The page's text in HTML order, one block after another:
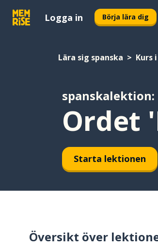
Logga in Börja lära dig
Lära sig spanska Kurs
spanskalektion:
Ordet
Starta lektionen
Översikt över